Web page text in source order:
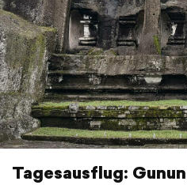
Tagesausflug: